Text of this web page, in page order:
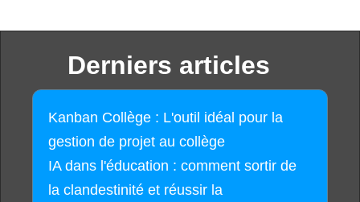
Derniers articles
Kanban Collège : L'outil idéal pour la
gestion de projet au collège
IA dans l'éducation : comment sortir de
la clandestinité et réussir la